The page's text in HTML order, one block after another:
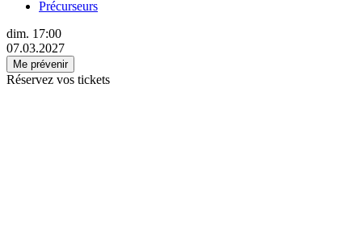
Précurseurs
dim. 17:00
07.03.2027
Me prévenir
Réservez vos tickets